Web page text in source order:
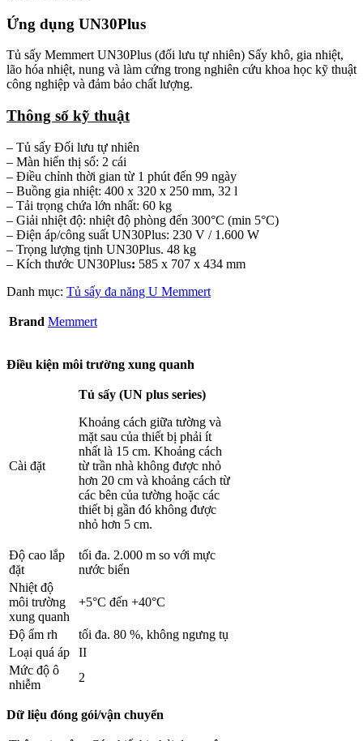
Ứng dụng UN30Plus
Tủ sấy Memmert UN30Plus (đối lưu tự nhiên) Sấy khô, gia nhiệt,
lão hóa nhiệt, nung và làm cứng trong nghiên cứu khoa học kỹ thuật
công nghiệp và đảm bảo chất lượng.
Thông số kỹ thuật
– Tủ sấy Đối lưu tự nhiên
– Màn hiển thị số: 2 cái
– Điều chỉnh thời gian từ 1 phút đến 99 ngày
– Buồng gia nhiệt: 400 x 320 x 250 mm, 32 l
– Tải trọng chứa lớn nhất: 60 kg
– Giải nhiệt độ: nhiệt độ phòng đến 300°C (min 5°C)
– Điện áp/công suất UN30Plus: 230 V / 1.600 W
– Trọng lượng tịnh UN30Plus. 48 kg
– Kích thước UN30Plus: 585 x 707 x 434 mm
Danh mục: Tủ sấy đa năng U Memmert
Brand Memmert
Điều kiện môi trường xung quanh
Cài đặt
Tủ sấy (UN plus series)
Khoảng cách giữa tường và
mặt sau của thiết bị phải ít
nhất là 15 cm. Khoảng cách
từ trần nhà không được nhỏ
hơn 20 cm và khoảng cách từ
các bên của tường hoặc các
thiết bị gần đó không được
nhỏ hơn 5 cm.
Độ cao lắp
đặt
tối đa. 2.000 m so với mực
nước biển
Nhiệt độ
môi trường
xung quanh
+5°C đến +40°C
Độ ẩm rh
tối đa. 80 %, không ngưng tụ
Loại quá áp
II
Mức độ ô
nhiễm
2
Dữ liệu đóng gói/vận chuyển